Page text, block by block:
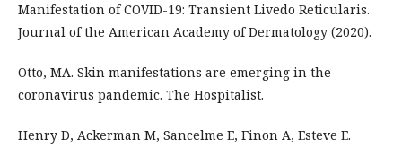
Manifestation of COVID-19: Transient Livedo Reticularis.
Journal of the American Academy of Dermatology (2020).
Otto, MA. Skin manifestations are emerging in the
coronavirus pandemic. The Hospitalist.
Henry D, Ackerman M, Sancelme E, Finon A, Esteve E.